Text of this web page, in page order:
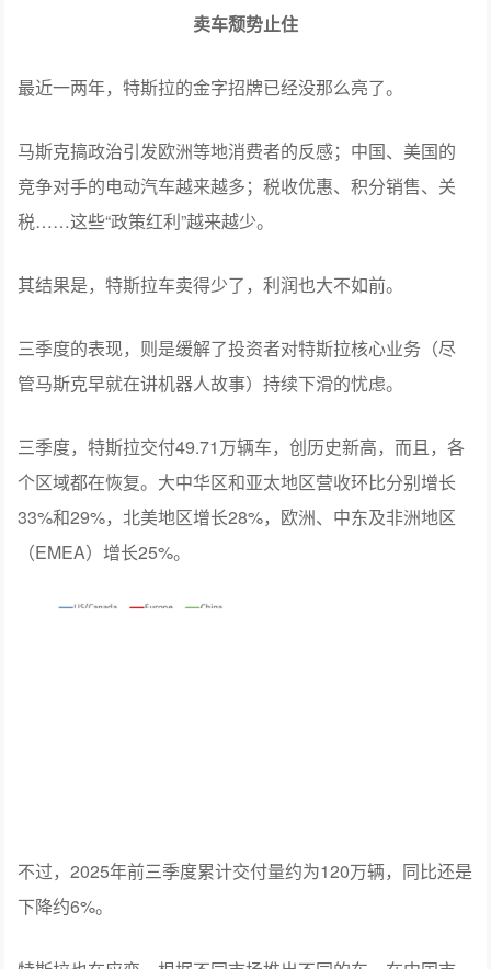
卖车颓势止住
最近一两年，特斯拉的金字招牌已经没那么亮了。
马斯克搞政治引发欧洲等地消费者的反感；中国、美国的
竞争对手的电动汽车越来越多；税收优惠、积分销售、关
税……这些“政策红利”越来越少。
其结果是，特斯拉车卖得少了，利润也大不如前。
三季度的表现，则是缓解了投资者对特斯拉核心业务（尽
管马斯克早就在讲机器人故事）持续下滑的忧虑。
三季度，特斯拉交付49.71万辆车，创历史新高，而且，各
个区域都在恢复。大中华区和亚太地区营收环比分别增长
33%和29%，北美地区增长28%，欧洲、中东及非洲地区
（EMEA）增长25%。
不过，2025年前三季度累计交付量约为120万辆，同比还是
下降约6%。